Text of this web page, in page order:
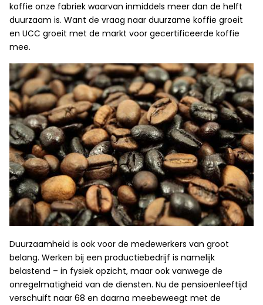
koffie onze fabriek waarvan inmiddels meer dan de helft
duurzaam is. Want de vraag naar duurzame koffie groeit
en UCC groeit met de markt voor gecertificeerde koffie
mee.
Duurzaamheid is ook voor de medewerkers van groot
belang. Werken bij een productiebedrijf is namelijk
belastend – in fysiek opzicht, maar ook vanwege de
onregelmatigheid van de diensten. Nu de pensioenleeftijd
verschuift naar 68 en daarna meebeweegt met de